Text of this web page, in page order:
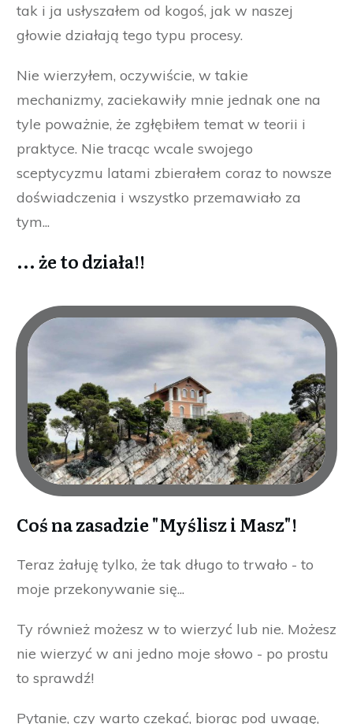
tak i ja usłyszałem od kogoś, jak w naszej
głowie działają tego typu procesy.
Nie wierzyłem, oczywiście, w takie
mechanizmy, zaciekawiły mnie jednak one na
tyle poważnie, że zgłębiłem temat w teorii i
praktyce. Nie tracąc wcale swojego
sceptycyzmu latami zbierałem coraz to nowsze
doświadczenia i wszystko przemawiało za
tym...
... że to działa!!
Coś na zasadzie "Myślisz i Masz"!
Teraz żałuję tylko, że tak długo to trwało - to
moje przekonywanie się...
Ty również możesz w to wierzyć lub nie. Możesz
nie wierzyć w ani jedno moje słowo - po prostu
to sprawdź!
Pytanie, czy warto czekać, biorąc pod uwagę,